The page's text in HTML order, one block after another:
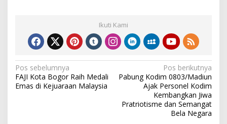
Ikuti Kami
Navigasi
pos
Pos sebelumnya
FAJI Kota Bogor Raih Medali
Emas di Kejuaraan Malaysia
Pos berikutnya
Pabung Kodim 0803/Madiun
Ajak Personel Kodim
Kembangkan Jiwa
Pratriotisme dan Semangat
Bela Negara